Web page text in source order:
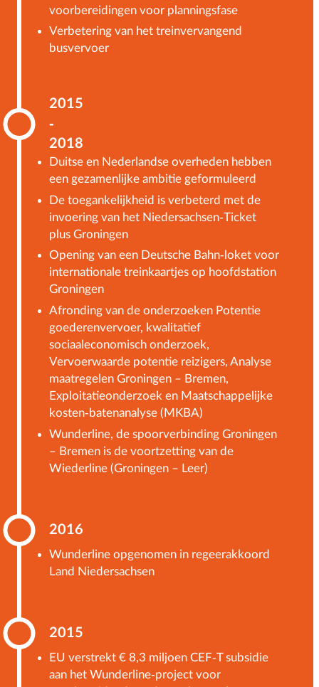
voorbereidingen voor planningsfase
Verbetering van het treinvervangend
busvervoer
2015
-
2018
Duitse en Nederlandse overheden hebben
een gezamenlijke ambitie geformuleerd
De toegankelijkheid is verbeterd met de
invoering van het Niedersachsen-Ticket
plus Groningen
Opening van een Deutsche Bahn-loket voor
internationale treinkaartjes op hoofdstation
Groningen
Afronding van de onderzoeken Potentie
goederenvervoer, kwalitatief
sociaaleconomisch onderzoek,
Vervoerwaarde potentie reizigers, Analyse
maatregelen Groningen – Bremen,
Exploitatieonderzoek en Maatschappelijke
kosten-batenanalyse (MKBA)
Wunderline, de spoorverbinding Groningen
– Bremen is de voortzetting van de
Wiederline (Groningen – Leer)
2016
Wunderline opgenomen in regeerakkoord
Land Niedersachsen
2015
EU verstrekt € 8,3 miljoen CEF-T subsidie
aan het Wunderline-project voor